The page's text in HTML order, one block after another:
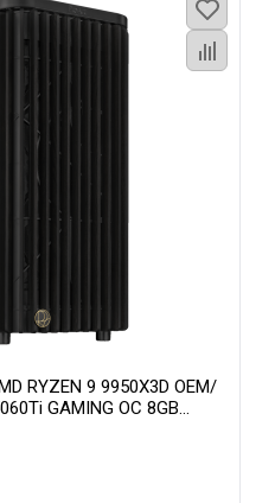
RYZEN 9 9950X3D OEM/
GAMING OC 8GB